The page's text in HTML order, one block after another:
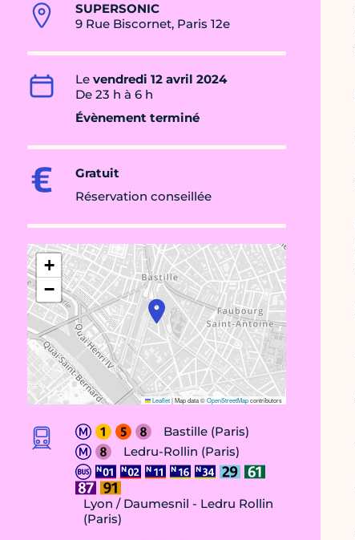
SUPERSONIC
9 Rue Biscornet, Paris 12e
Le vendredi 12 avril 2024
De 23 h à 6 h
Évènement terminé
Gratuit
Réservation conseillée
+
−
Leaflet|Map data ©OpenStreetMapcontributors
Bastille (Paris)
Ledru-Rollin (Paris)
Lyon / Daumesnil - Ledru Rollin
(Paris)